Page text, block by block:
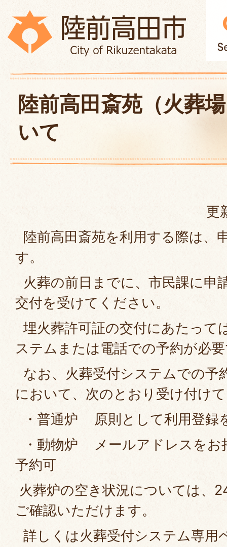
陸前高田斎苑（火葬
いて
更
陸前高田斎苑を利用する際は、
す。
火葬の前日までに、市民課に申
交付を受けてください。
埋火葬許可証の交付にあたって
ステムまたは電話での予約が必
なお、火葬受付システムでの予
において、次のとおり受け付け
・普通炉 原則として利用登録
・動物炉 メールアドレスをお
予約可
火葬炉の空き状況については、
ご確認いただけます。
詳しくは火葬受付システム専用